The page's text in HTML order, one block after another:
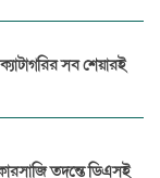
সব শেয়ারই
তদন্তে ডিএসই